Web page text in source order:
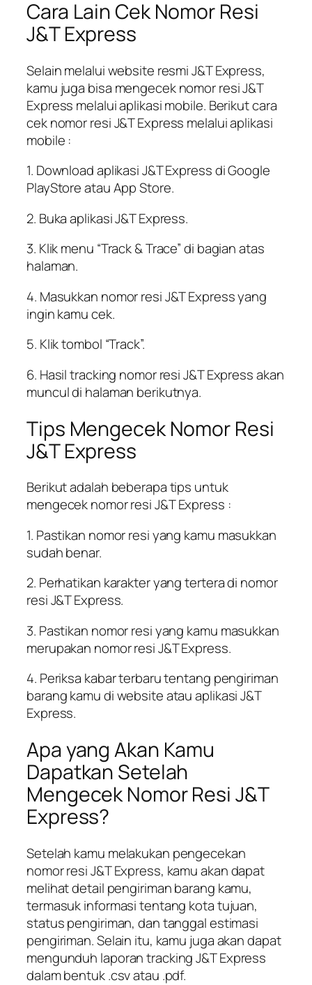
Cara Lain Cek Nomor Resi
J&T Express
Selain melalui website resmi J&T Express,
kamu juga bisa mengecek nomor resi J&T
Express melalui aplikasi mobile. Berikut cara
cek nomor resi J&T Express melalui aplikasi
mobile :
1. Download aplikasi J&T Express di Google
PlayStore atau App Store.
2. Buka aplikasi J&T Express.
3. Klik menu “Track & Trace” di bagian atas
halaman.
4. Masukkan nomor resi J&T Express yang
ingin kamu cek.
5. Klik tombol “Track”.
6. Hasil tracking nomor resi J&T Express akan
muncul di halaman berikutnya.
Tips Mengecek Nomor Resi
J&T Express
Berikut adalah beberapa tips untuk
mengecek nomor resi J&T Express :
1. Pastikan nomor resi yang kamu masukkan
sudah benar.
2. Perhatikan karakter yang tertera di nomor
resi J&T Express.
3. Pastikan nomor resi yang kamu masukkan
merupakan nomor resi J&T Express.
4. Periksa kabar terbaru tentang pengiriman
barang kamu di website atau aplikasi J&T
Express.
Apa yang Akan Kamu
Dapatkan Setelah
Mengecek Nomor Resi J&T
Express?
Setelah kamu melakukan pengecekan
nomor resi J&T Express, kamu akan dapat
melihat detail pengiriman barang kamu,
termasuk informasi tentang kota tujuan,
status pengiriman, dan tanggal estimasi
pengiriman. Selain itu, kamu juga akan dapat
mengunduh laporan tracking J&T Express
dalam bentuk .csv atau .pdf.